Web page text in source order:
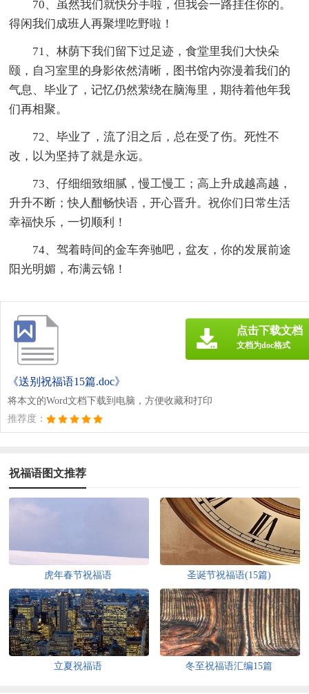
70、虽然我们就快分手啦，但我会一路挂住你的。
得闲我们成班人再聚埋吃野啦！
71、林荫下我们留下过足迹，食堂里我们大快朵
颐，自习室里的身影依然清晰，图书馆内弥漫着我们的
气息、毕业了，记忆仍然萦绕在脑海里，期待着他年我
们再相聚。
72、毕业了，流了泪之后，总在受了伤。死性不
改，以为坚持了就是永远。
73、仔细细致细腻，慢工慢工；高上升成越高越，
升升不断；快人酣畅快语，开心晋升。祝你们日常生活
幸福快乐，一切顺利！
74、驾着時间的金车奔驰吧，盆友，你的发展前途
阳光明媚，布满云锦！
《送别祝福语15篇.doc》
将本文的Word文档下载到电脑，方便收藏和打印
推荐度：
点击下载文档
文档为doc格式
祝福语图文推荐
虎年春节祝福语 圣诞节祝福语(15篇)
立夏祝福语 冬至祝福语汇编15篇